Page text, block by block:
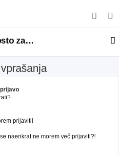
s
a
Pogosto zastavljena vprašanja
prijaviti!
naenkrat ne morem več prijaviti?!